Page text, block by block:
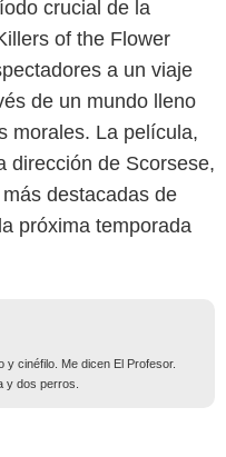
crucial de la
of the Flower
a un viaje
de un mundo lleno
morales. La película,
dirección de Scorsese,
destacadas de
próxima temporada
y cinéfilo. Me dicen El Profesor.
y dos perros.